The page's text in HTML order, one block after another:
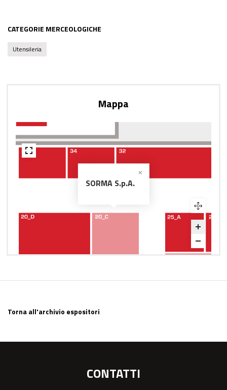
CATEGORIE MERCEOLOGICHE
Utensileria
Mappa
SORMA S.p.A.
Torna all'archivio espositori
CONTATTI